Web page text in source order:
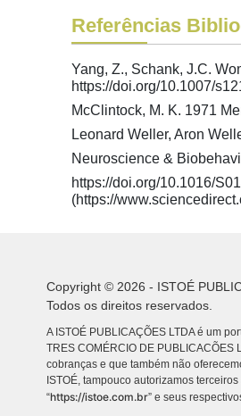
Referências
Yang, Z., Schank, J.C.
https://doi.org/10.1007/
McClintock, M. K. 1971
Leonard Weller, Aron
Neuroscience &
https://doi.org/10.1016/
(https://
Copyright © 2026 - ISTOÉ
Todos os direitos reservados.
A ISTOÉ PUBLICAÇÕES LTDA é um
TRES COMÉRCIO DE
cobranças e que também não
ISTOÉ, tampouco autorizamos
“https://istoe.com.br” e seus